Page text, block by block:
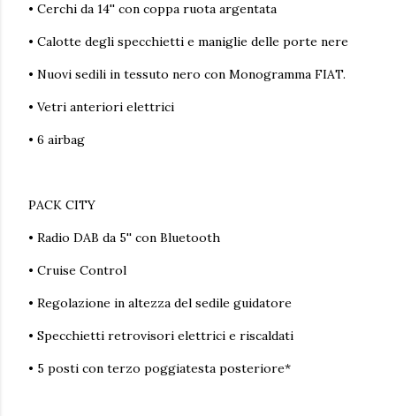
• Cerchi da 14'' con coppa ruota argentata
• Calotte degli specchietti e maniglie delle porte nere
• Nuovi sedili in tessuto nero con Monogramma FIAT.
• Vetri anteriori elettrici
• 6 airbag
PACK CITY
• Radio DAB da 5'' con Bluetooth
• Cruise Control
• Regolazione in altezza del sedile guidatore
• Specchietti retrovisori elettrici e riscaldati
• 5 posti con terzo poggiatesta posteriore*